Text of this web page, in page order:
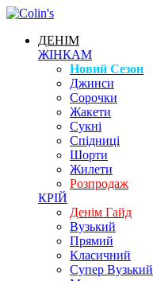
ДЕНІМ
ЖІНКАМ
Новий Сезон
Джинси
Сорочки
Жакети
Сукні
Спідниці
Шорти
Жилети
Розпродаж
КРІЙ
Денім Гайд
Вузький
Прямий
Класичний
Супер Вузький